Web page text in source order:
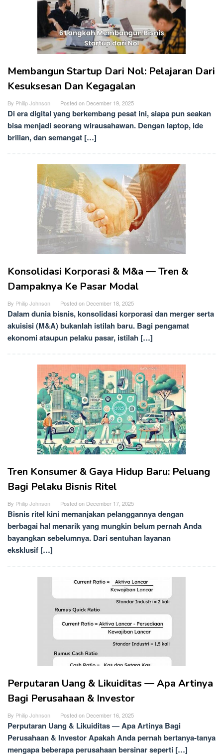
Membangun Startup Dari Nol: Pelajaran Dari
Kesuksesan Dan Kegagalan
By Philip Johnson Posted on December 19, 2025
Di era digital yang berkembang pesat ini, siapa pun seakan
bisa menjadi seorang wirausahawan. Dengan laptop, ide
brilian, dan semangat […]
Konsolidasi Korporasi & M&a — Tren &
Dampaknya Ke Pasar Modal
By Philip Johnson Posted on December 18, 2025
Dalam dunia bisnis, konsolidasi korporasi dan merger serta
akuisisi (M&A) bukanlah istilah baru. Bagi pengamat
ekonomi ataupun pelaku pasar, istilah […]
Tren Konsumer & Gaya Hidup Baru: Peluang
Bagi Pelaku Bisnis Ritel
By Philip Johnson Posted on December 17, 2025
Bisnis ritel kini memanjakan pelanggannya dengan
berbagai hal menarik yang mungkin belum pernah Anda
bayangkan sebelumnya. Dari sentuhan layanan
eksklusif […]
Perputaran Uang & Likuiditas — Apa Artinya
Bagi Perusahaan & Investor
By Philip Johnson Posted on December 16, 2025
Perputaran Uang & Likuiditas — Apa Artinya Bagi
Perusahaan & Investor Apakah Anda pernah bertanya-tanya
mengapa beberapa perusahaan bersinar seperti […]